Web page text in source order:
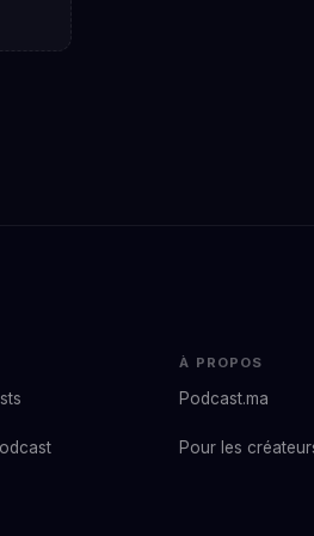
À PROPOS
Podcast.ma
Pour les